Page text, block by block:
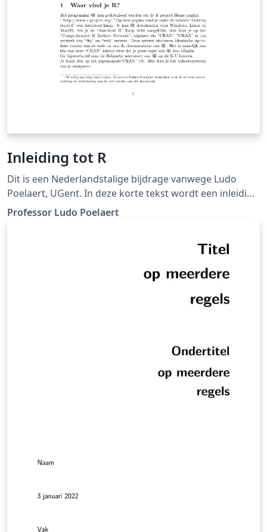
Inleiding tot R
Dit is een Nederlandstalige bijdrage vanwege Ludo
Poelaert, UGent. In deze korte tekst wordt een inleiding
tot de taal R gegeven. U mag de tekst vrij gebruiken
Professor Ludo Poelaert